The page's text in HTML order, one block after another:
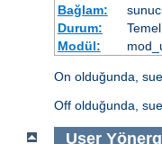
Bağlam:
Durum:
Temel
Modül:
On olduğunda,
Off olduğunda,
User